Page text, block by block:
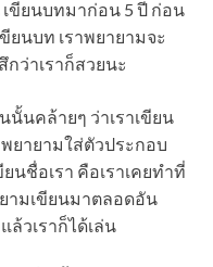
เขียนบทมาก่อน 5 ปี ก่อน
ยนบท เราพยายามจะ
กว่าเราก็สวยนะ
นั้นคล้ายๆ ว่าเราเขียน
พยายามใส่ตัวประกอบ
นชื่อเรา คือเราเคยทำที่
ามเขียนมาตลอดอัน
วเราก็ได้เล่น